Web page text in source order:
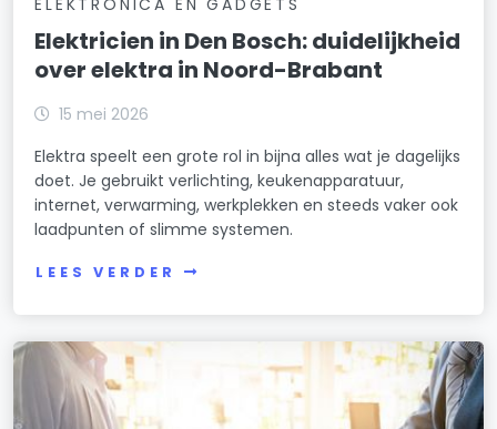
ELEKTRONICA EN GADGETS
Elektricien in Den Bosch: duidelijkheid
over elektra in Noord-Brabant
15 mei 2026
Elektra speelt een grote rol in bijna alles wat je dagelijks
doet. Je gebruikt verlichting, keukenapparatuur,
internet, verwarming, werkplekken en steeds vaker ook
laadpunten of slimme systemen.
LEES VERDER